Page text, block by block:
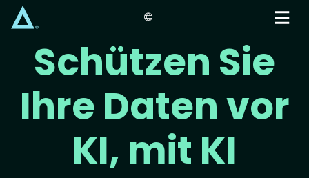
content
Schützen Sie
Ihre Daten vor
KI, mit KI